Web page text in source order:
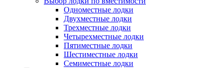
Одноместные лодки
Двухместные лодки
Трехместные лодки
Четырехместные лодки
Пятиместные лодки
Шестиместные лодки
Семиместные лодки